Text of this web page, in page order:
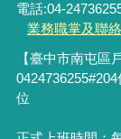
電話:04-
業務職掌及聯
【臺中市南屯區
0424736255#204